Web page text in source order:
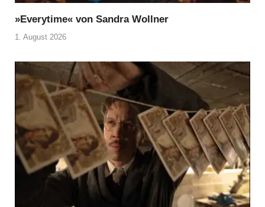
»Everytime« von Sandra Wollner
1. August 2026